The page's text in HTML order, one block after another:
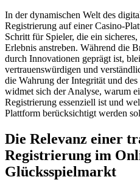
In der dynamischen Welt des
Registrierung auf einer Casino-
Schritt für Spieler, die ein
Erlebnis anstreben. Während die
durch Innovationen geprägt ist,
vertrauenswürdigen und
die Wahrung der Integrität und
widmet sich der Analyse, warum
Registrierung essenziell ist und
Plattform berücksichtigt werden
Die Relevanz einer
Registrierung im
Glücksspielmarkt